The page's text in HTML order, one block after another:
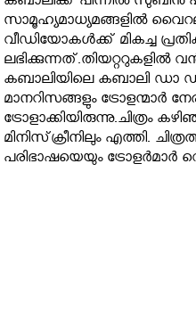
സാമൂഹ്യമാധ്യമങ്ങളില്‍
വീഡിയോകള്‍ക്ക് മികച്ച
ലഭിക്കുന്നത്.തിയറ്ററുകളില്‍
കബാലിയിലെ കബാലി ഡാ
മാനറിസങ്ങളും ട്രോളന്മാര്‍
ട്രോളാക്കിയിരുന്നു.ചിത്രം
മിനിസ്‌ക്രീനിലും എത്തി.
പരിഭാഷയെയും ട്രോളര്‍മാര്‍